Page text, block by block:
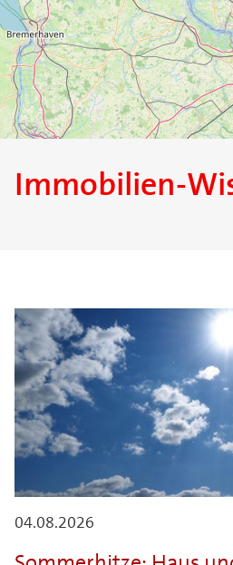
Immobilien-
04.08.2026